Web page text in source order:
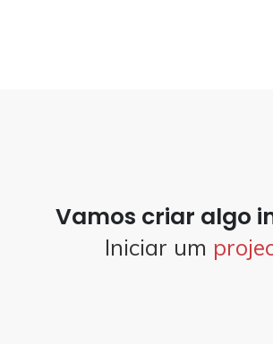
Vamos criar algo
Iniciar um